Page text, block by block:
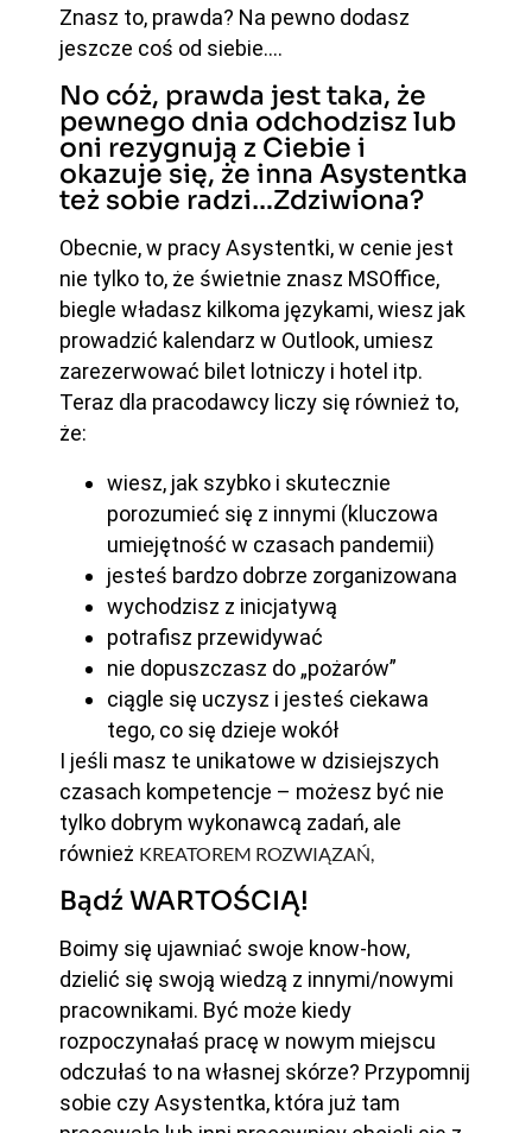
Znasz to, prawda? Na pewno dodasz
jeszcze coś od siebie….
No cóż, prawda jest taka, że
pewnego dnia odchodzisz lub
oni rezygnują z Ciebie i
okazuje się, że inna Asystentka
też sobie radzi…Zdziwiona?
Obecnie, w pracy Asystentki, w cenie jest
nie tylko to, że świetnie znasz MSOffice,
biegle władasz kilkoma językami, wiesz jak
prowadzić kalendarz w Outlook, umiesz
zarezerwować bilet lotniczy i hotel itp.
Teraz dla pracodawcy liczy się również to,
że:
wiesz, jak szybko i skutecznie
porozumieć się z innymi (kluczowa
umiejętność w czasach pandemii)
jesteś bardzo dobrze zorganizowana
wychodzisz z inicjatywą
potrafisz przewidywać
nie dopuszczasz do „pożarów”
ciągle się uczysz i jesteś ciekawa
tego, co się dzieje wokół
I jeśli masz te unikatowe w dzisiejszych
czasach kompetencje – możesz być nie
tylko dobrym wykonawcą zadań, ale
również KREATOREM ROZWIĄZAŃ,
Bądź WARTOŚCIĄ!
Boimy się ujawniać swoje know-how,
dzielić się swoją wiedzą z innymi/nowymi
pracownikami. Być może kiedy
rozpoczynałaś pracę w nowym miejscu
odczułaś to na własnej skórze? Przypomnij
sobie czy Asystentka, która już tam